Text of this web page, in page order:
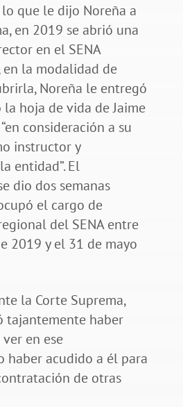
que le dijo Noreña a
en 2019 se abrió una
en el SENA
en la modalidad de
Noreña le entregó
hoja de vida de Jaime
consideración a su
instructor y
entidad”. El
dio dos semanas
el cargo de
del SENA entre
2019 y el 31 de mayo
la Corte Suprema,
tajantemente haber
en ese
haber acudido a él para
de otras